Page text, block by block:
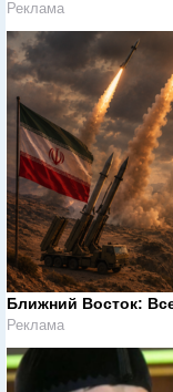
Реклама
Ближний Восток:
Реклама